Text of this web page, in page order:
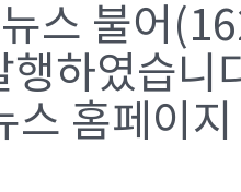
스 불어
행하였습니
스 홈페이